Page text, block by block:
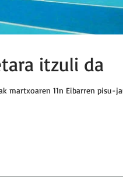
itzuli da
martxoaren 11n Eibarren pisu-